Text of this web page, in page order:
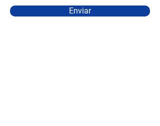
Enviar